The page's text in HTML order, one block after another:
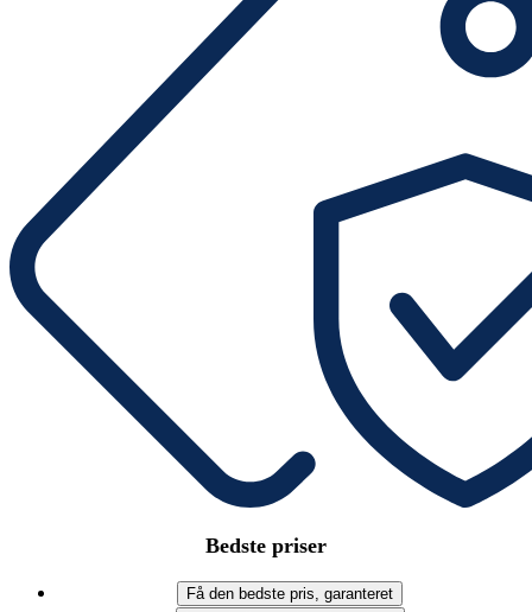
Bedste priser
Få den bedste pris, garanteret